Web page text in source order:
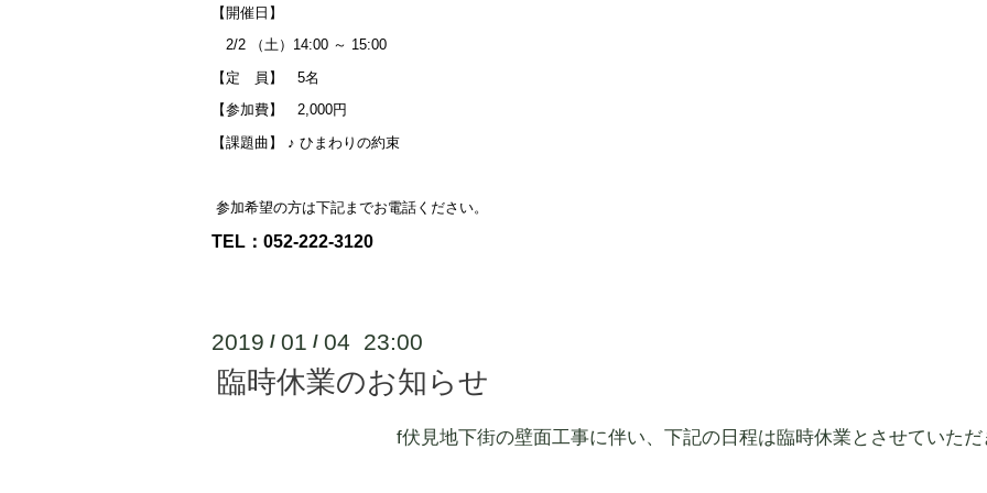
【開催日】
2/2 （土）14:00 ～ 15:00
【定 員】 5名
【参加費】 2,000円
【課題曲】 ♪ ひまわりの約束
参加希望の方は下記までお電話ください。
TEL：052-222-3120
2019 / 01 / 04 23:00
臨時休業のお知らせ
f伏見地下街の壁面工事に伴い、下記の日程は臨時休業とさせていた